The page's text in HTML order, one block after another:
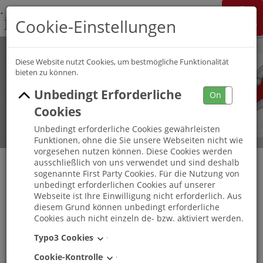
Jobchannel
Job Map
Ausbildung Pflegefachkraft (w/m/d) Start
2027 K&S Seniorenresidenz Chemnitz
Online bewerben auf: Ausbildung Pflegefachkraft
, Sachsen
Cookie-Einstellungen
Diese Website nutzt Cookies, um bestmögliche Funktionalität
bieten zu können.
Unbedingt Erforderliche
Cookies
On
Unbedingt erforderliche Cookies gewährleisten
Funktionen, ohne die Sie unsere Webseiten nicht wie
vorgesehen nutzen können. Diese Cookies werden
ausschließlich von uns verwendet und sind deshalb
sogenannte First Party Cookies. Für die Nutzung von
unbedingt erforderlichen Cookies auf unserer
Webseite ist Ihre Einwilligung nicht erforderlich. Aus
diesem Grund können unbedingt erforderliche
Cookies auch nicht einzeln de- bzw. aktiviert werden.
Typo3 Cookies
Cookie-Kontrolle